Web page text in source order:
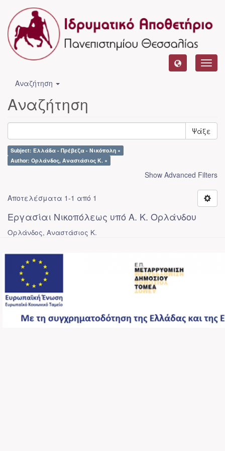
Αναζήτηση
Αναζήτηση
Ψάξε
Subject: Ελλάδα - Πρέβεζα - Νικόπολη ×
Author: Ορλάνδος, Αναστάσιος Κ. ×
Show Advanced Filters
Αποτελέσματα 1-1 από 1
Εργασίαι Νικοπόλεως υπό Α. Κ. Ορλάνδου
Ορλάνδος, Αναστάσιος Κ.